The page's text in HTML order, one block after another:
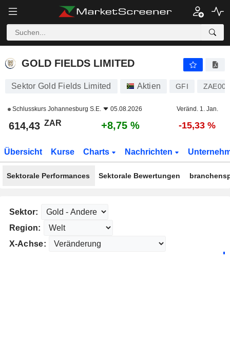
GOLD FIELDS LIMITED
GOLD FIELDS LIMITED
Sektor Gold Fields Limited Aktien GFI
Schlusskurs Johannesburg S.E. 05.08.2026 Veränd. 1. Jan.
614,43 ZAR +8,75 % -15,33 %
Übersicht Kurse Charts Nachrichten
Sektorale Performances Sektorale Bewertungen
Sektor:
Region:
X-Achse: